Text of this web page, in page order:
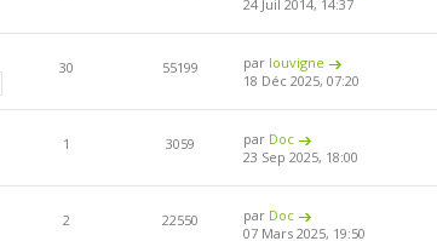
24 Juil 2014, 14:37
30 55199 par louvigne
18 Déc 2025, 07:20
1 3059 par Doc
23 Sep 2025, 18:00
2 22550 par Doc
07 Mars 2025, 19:50